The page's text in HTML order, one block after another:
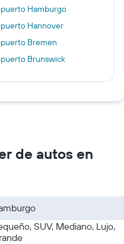
Hamburgo
Hannover
Bremen
Brunswick
de autos en
SUV, Mediano, Lujo,